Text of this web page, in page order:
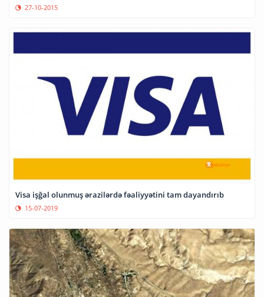
27-10-2015
Visa işğal olunmuş ərazilərdə fəaliyyətini tam dayandırıb
15-07-2019